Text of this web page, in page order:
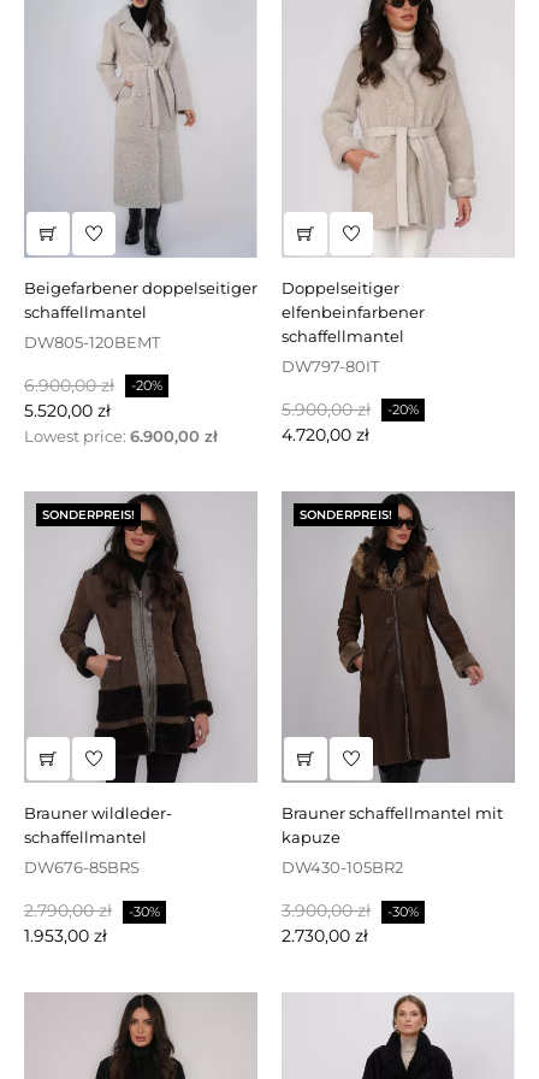
beigefarbener doppelseitiger
schaffellmantel
DW805-120BEMT
Regulärer
Preis
6.900,00 zł -20%
5.520,00 zł
Lowest price: 6.900,00 zł
doppelseitiger
elfenbeinfarbener
schaffellmantel
DW797-80IT
Regulärer
Preis
5.900,00 zł -20%
4.720,00 zł
SONDERPREIS!
brauner wildleder-
schaffellmantel
DW676-85BRS
Regulärer
Preis
2.790,00 zł -30%
1.953,00 zł
SONDERPREIS!
brauner schaffellmantel mit
kapuze
DW430-105BR2
Regulärer
Preis
3.900,00 zł -30%
2.730,00 zł